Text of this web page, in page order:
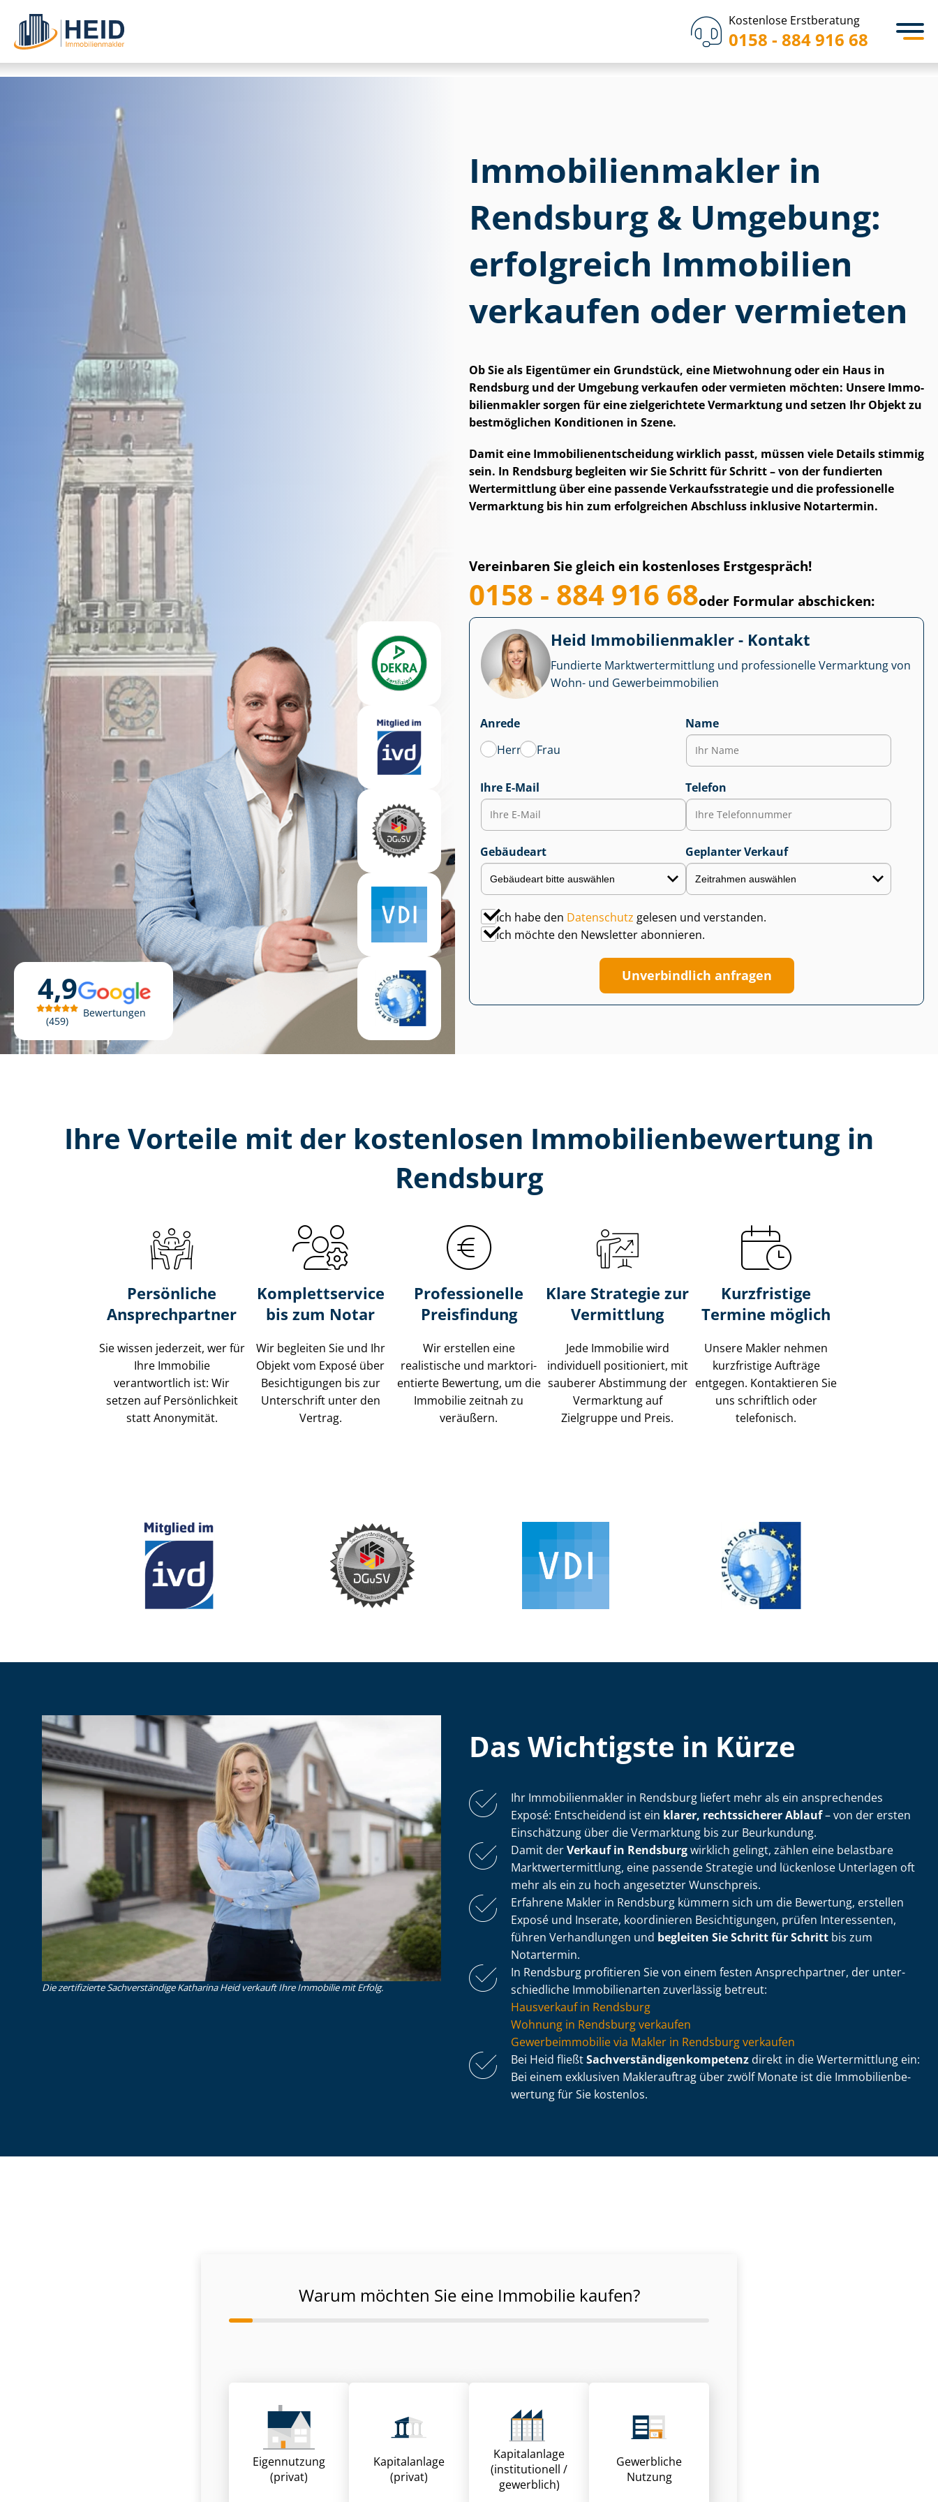
Kostenlose Erstberatung
0158 - 884 916 68
4,9
459
Bewertungen
Im­mo­bi­li­en­mak­ler in
Rendsburg & Umgebung:
erfolgreich Immobilien
verkaufen oder vermieten
Ob Sie als Eigentümer ein Grundstück, eine Mietwohnung oder ein Haus in
Rendsburg und der Umgebung verkaufen oder vermieten möchten: Unsere Im­mo­
bi­li­en­mak­ler sorgen für eine zielgerichtete Vermarktung und setzen Ihr Objekt zu
bestmöglichen Konditionen in Szene.
Damit eine Im­mo­bi­li­en­ent­schei­dung wirklich passt, müssen viele Details stimmig
sein. In Rendsburg begleiten wir Sie Schritt für Schritt – von der fundierten
Wertermittlung über eine passende Ver­kaufs­stra­te­gie und die professionelle
Vermarktung bis hin zum erfolgreichen Abschluss inklusive Notartermin.
Vereinbaren Sie gleich ein kostenloses Erstgespräch!
0158 - 884 916 68oder Formular abschicken:
Heid Im­mo­bi­li­en­mak­ler - Kontakt
Fundierte Markt­wert­ermitt­lung und professionelle Vermarktung von
Wohn- und Ge­wer­be­im­mo­bi­li­en
Anrede
Herr
Frau
Name
Ihre E-Mail Telefon
Gebäudeart Geplanter Verkauf
Ich habe den Datenschutz gelesen und verstanden.
Ich möchte den Newsletter abonnieren.
Unverbindlich anfragen
Ihre Vorteile mit der kostenlosen Im­mo­bi­li­en­be­wer­tung in
Rendsburg
Persönliche
Ansprechpartner
Sie wissen jederzeit, wer für
Ihre Immobilie
verantwortlich ist: Wir
setzen auf Persönlichkeit
statt Anonymität.
Komplettservice
bis zum Notar
Wir begleiten Sie und Ihr
Objekt vom Exposé über
Besichtigungen bis zur
Unterschrift unter den
Vertrag.
Professionelle
Preisfindung
Wir erstellen eine
realistische und markt­ori­
en­tier­te Bewertung, um die
Immobilie zeitnah zu
veräußern.
Klare Strategie zur
Vermittlung
Jede Immobilie wird
individuell positioniert, mit
sauberer Abstimmung der
Vermarktung auf
Zielgruppe und Preis.
Kurzfristige
Termine möglich
Unsere Makler nehmen
kurzfristige Aufträge
entgegen. Kontaktieren Sie
uns schriftlich oder
telefonisch.
Die zertifizierte Sachverständige Katharina Heid verkauft Ihre Immobilie mit Erfolg.
Das Wichtigste in Kürze
Ihr Im­mo­bi­li­en­mak­ler in Rendsburg liefert mehr als ein ansprechendes
Exposé: Entscheidend ist ein klarer, rechtssicherer Ablauf– von der ersten
Einschätzung über die Vermarktung bis zur Beurkundung.
Damit derVerkauf in Rendsburgwirklich gelingt, zählen eine belastbare
Markt­wert­ermitt­lung, eine passende Strategie und lückenlose Unterlagen oft
mehr als ein zu hoch angesetzter Wunschpreis.
Erfahrene Makler in Rendsburg kümmern sich um die Bewertung, erstellen
Exposé und Inserate, koordinieren Besichtigungen, prüfen Interessenten,
führen Verhandlungen und begleiten Sie Schritt für Schritt bis zum
Notartermin.
In Rendsburg profitieren Sie von einem festen Ansprechpartner, der un­ter­
schied­li­che Immobilienarten zuverlässig betreut:
Hausverkauf in Rendsburg
Wohnung in Rendsburg verkaufen
Ge­wer­be­im­mo­bi­lie via Makler in Rendsburg verkaufen
Bei Heid fließtSach­ver­stän­di­gen­kom­pe­tenz direkt in die Wertermittlung ein:
Bei einem exklusiven Maklerauftrag über zwölf Monate ist die Im­mo­bi­li­en­be­
wer­tung für Sie kostenlos.
Warum möchten Sie eine Immobilie kaufen?
Eigennutzung
(privat)
Kapitalanlage
(privat)
Kapitalanlage
(institutionell /
gewerblich)
Gewerbliche
Nutzung